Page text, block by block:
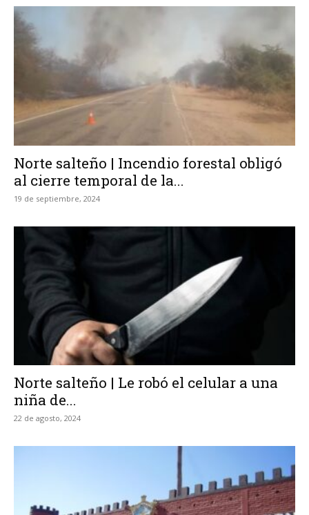
Norte salteño | Incendio forestal obligó
al cierre temporal de la...
19 de septiembre, 2024
Norte salteño | Le robó el celular a una
niña de...
22 de agosto, 2024